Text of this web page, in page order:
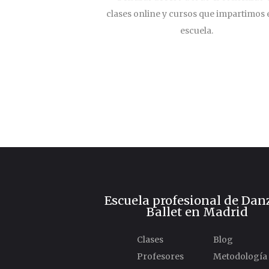
clases online y cursos que impartimos
escuela.
Escuela profesional de
Ballet en Madrid
Clases
Blog
Profesores
Metodología